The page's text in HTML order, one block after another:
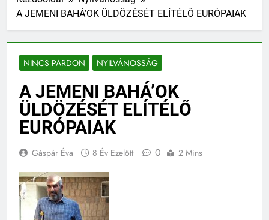
A JEMENI BAHÁ’OK ÜLDÖZÉSÉT ELÍTÉLŐ EURÓPAIAK
NINCS PARDON NYILVÁNOSSÁG
A JEMENI BAHÁ’OK
ÜLDÖZÉSÉT ELÍTÉLŐ
EURÓPAIAK
Gáspár Éva 8 Év Ezelőtt 0 2 Mins